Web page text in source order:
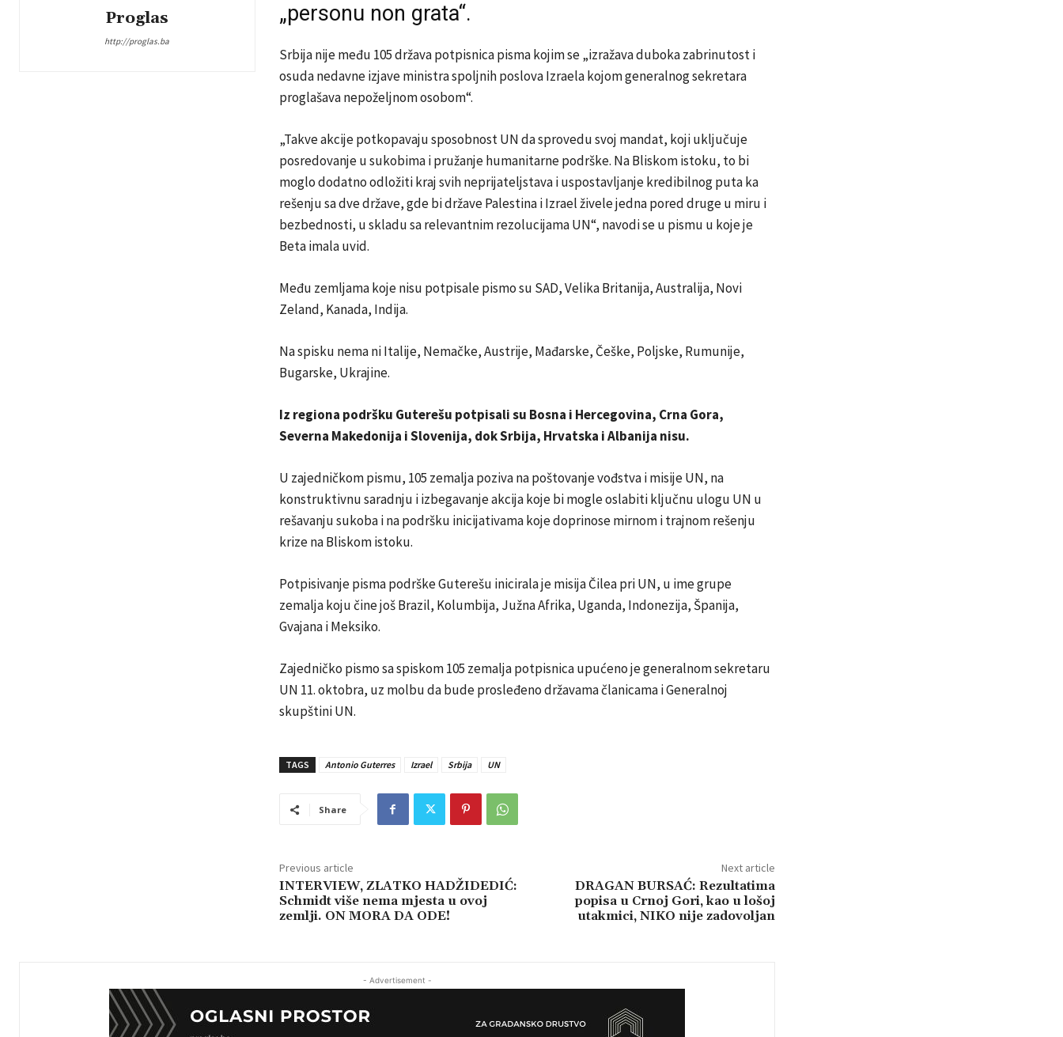
Proglas
http://proglas.ba
„personu non grata“.
Srbija nije među 105 država potpisnica pisma kojim se „izražava duboka zabrinutost i
osuda nedavne izjave ministra spoljnih poslova Izraela kojom generalnog sekretara
proglašava nepoželjnom osobom“.
„Takve akcije potkopavaju sposobnost UN da sprovedu svoj mandat, koji uključuje
posredovanje u sukobima i pružanje humanitarne podrške. Na Bliskom istoku, to bi
moglo dodatno odložiti kraj svih neprijateljstava i uspostavljanje kredibilnog puta ka
rešenju sa dve države, gde bi države Palestina i Izrael živele jedna pored druge u miru i
bezbednosti, u skladu sa relevantnim rezolucijama UN“, navodi se u pismu u koje je
Beta imala uvid.
Među zemljama koje nisu potpisale pismo su SAD, Velika Britanija, Australija, Novi
Zeland, Kanada, Indija.
Na spisku nema ni Italije, Nemačke, Austrije, Mađarske, Češke, Poljske, Rumunije,
Bugarske, Ukrajine.
Iz regiona podršku Guterešu potpisali su Bosna i Hercegovina, Crna Gora,
Severna Makedonija i Slovenija, dok Srbija, Hrvatska i Albanija nisu.
U zajedničkom pismu, 105 zemalja poziva na poštovanje vođstva i misije UN, na
konstruktivnu saradnju i izbegavanje akcija koje bi mogle oslabiti ključnu ulogu UN u
rešavanju sukoba i na podršku inicijativama koje doprinose mirnom i trajnom rešenju
krize na Bliskom istoku.
Potpisivanje pisma podrške Guterešu inicirala je misija Čilea pri UN, u ime grupe
zemalja koju čine još Brazil, Kolumbija, Južna Afrika, Uganda, Indonezija, Španija,
Gvajana i Meksiko.
Zajedničko pismo sa spiskom 105 zemalja potpisnica upućeno je generalnom sekretaru
UN 11. oktobra, uz molbu da bude prosleđeno državama članicama i Generalnoj
skupštini UN.
TAGS Antonio Guterres Izrael Srbija UN
Share
Previous article
INTERVIEW, ZLATKO HADŽIDEDIĆ:
Schmidt više nema mjesta u ovoj
zemlji. ON MORA DA ODE!
Next article
DRAGAN BURSAĆ: Rezultatima
popisa u Crnoj Gori, kao u lošoj
utakmici, NIKO nije zadovoljan
- Advertisement -